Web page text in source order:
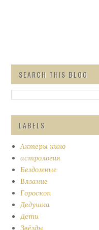
SEARCH THIS BLOG
LABELS
Актеры кино
астрология
Бездомные
Вязание
Гороскоп
Дедушка
Дети
Звёзды